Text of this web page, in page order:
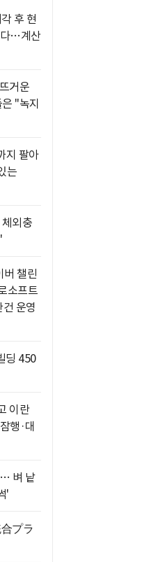
후 현
다…계산
거운
"녹지
지 팔아
는
외충
버 챌린
소프트
운영
딩 450
이란
행·대
… 벼 낱
'
プラ